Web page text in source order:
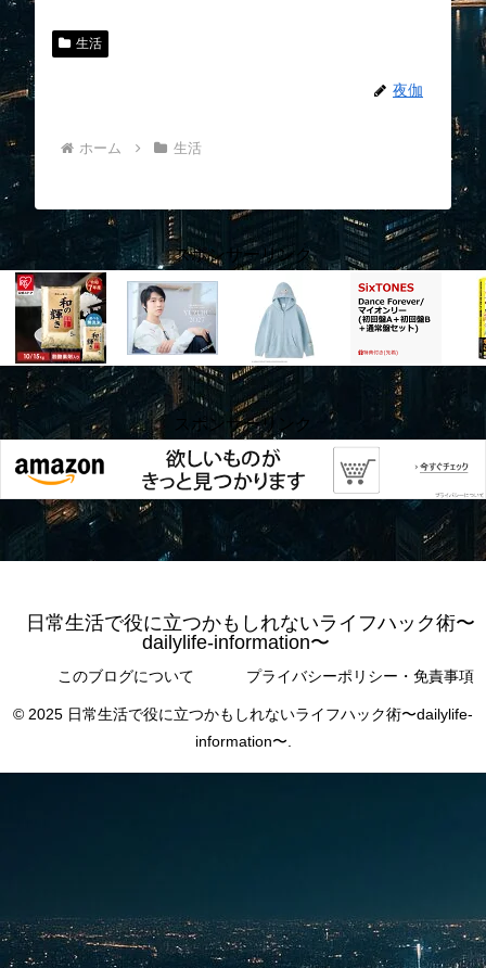
生活
夜伽
ホーム 生活
スポンサーリンク
スポンサーリンク
日常生活で役に立つかもしれないライフハック術〜
dailylife-information〜
このブログについて プライバシーポリシー・免責事項
© 2025 日常生活で役に立つかもしれないライフハック術〜dailylife-
information〜.